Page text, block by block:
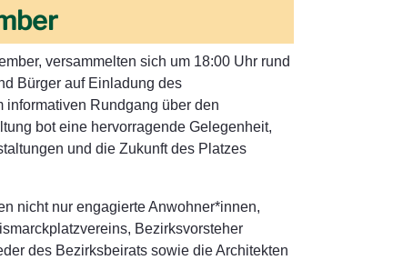
versammelten sich um 18:00 Uhr rund
Bürger auf Einladung des
informativen Rundgang über den
bot eine hervorragende Gelegenheit,
und die Zukunft des Platzes
nicht nur engagierte Anwohner*innen,
Bezirksvorsteher
des Bezirksbeirats sowie die Architekten